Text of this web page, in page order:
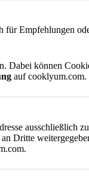
für Empfehlungen
Dabei können
auf cooklyum.com.
ausschließlich
Dritte